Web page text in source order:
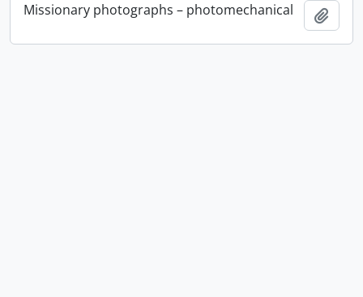
Missionary photographs – photomechanical